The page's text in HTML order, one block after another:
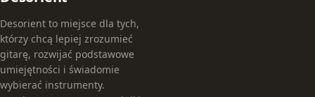
Desorient to miejsce dla tych,
którzy chcą lepiej zrozumieć
gitarę, rozwijać podstawowe
umiejętności i świadomie
wybierać instrumenty.